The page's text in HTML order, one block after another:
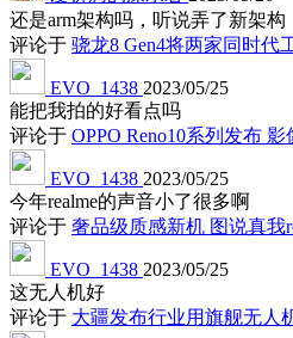
还是arm架构吗，听说弄了新架构
评论于 骁龙8 Gen4将两家同时代
EVO_1438 2023/05/25
能把我拍的好看点吗
评论于 OPPO Reno10系列发布
EVO_1438 2023/05/25
今年realme的声音小了很多啊
评论于 奢品级质感新机 图说真我
EVO_1438 2023/05/25
这无人机好
评论于 大疆发布行业用旗舰无人